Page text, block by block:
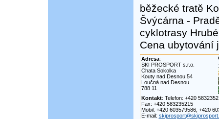
běžecké tratě
Švýcárna -
cyklotrasy
Cena ubytování
Adresa:
SKI PROSPORT s.r.o.
Chata Sokolka
Kouty nad Desnou 54
Loučná nad Desnou
788 11
Kontakt: Telefon: +420
Fax: +420 583235215
Mobil: +420 603579586, +420
E-mail: